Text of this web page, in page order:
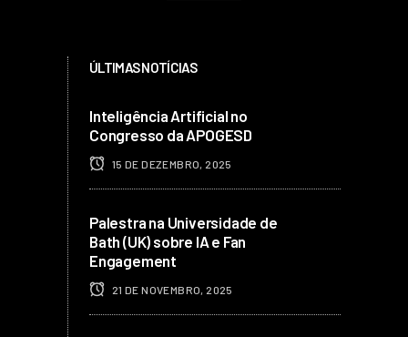
ÚLTIMAS NOTÍCIAS
Inteligência Artificial no
Congresso da APOGESD
15 DE DEZEMBRO, 2025
Palestra na Universidade de
Bath (UK) sobre IA e Fan
Engagement
21 DE NOVEMBRO, 2025